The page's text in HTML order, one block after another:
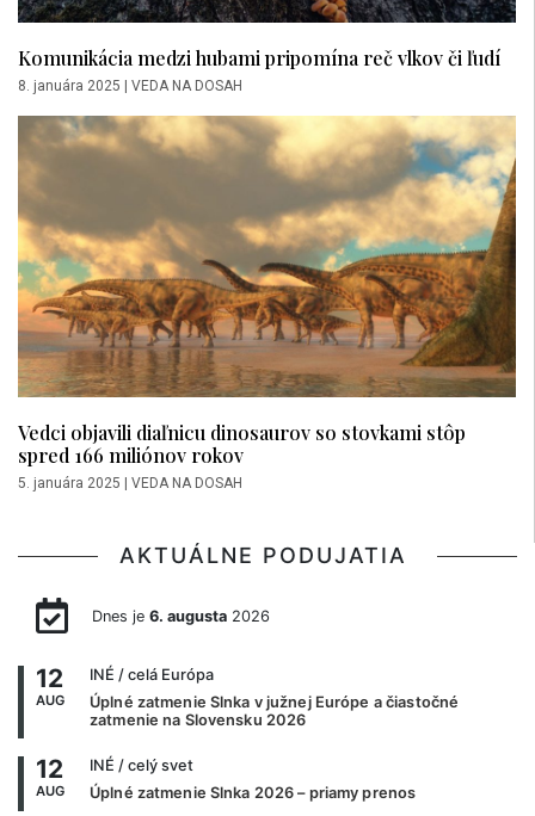
Komunikácia medzi hubami pripomína reč vlkov či ľudí
8. januára 2025 | VEDA NA DOSAH
Vedci objavili diaľnicu dinosaurov so stovkami stôp
spred 166 miliónov rokov
5. januára 2025 | VEDA NA DOSAH
AKTUÁLNE PODUJATIA
Dnes je 6. augusta2026
12
AUG
INÉ / celá Európa
Úplné zatmenie Slnka v južnej Európe a čiastočné
zatmenie na Slovensku 2026
12
AUG
INÉ / celý svet
Úplné zatmenie Slnka 2026 – priamy prenos